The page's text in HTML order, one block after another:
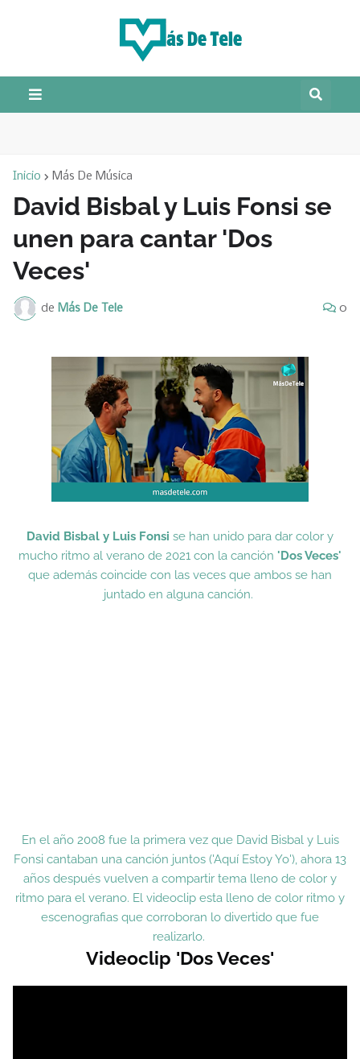
Inicio Más De Música
David Bisbal y Luis Fonsi se
unen para cantar 'Dos
Veces'
de Más De Tele 0
David Bisbal y Luis Fonsi se han unido para dar color y
mucho ritmo al verano de 2021 con la canción 'Dos Veces'
que además coincide con las veces que ambos se han
juntado en alguna canción.
En el año 2008 fue la primera vez que David Bisbal y Luis
Fonsi cantaban una canción juntos ('Aquí Estoy Yo'), ahora 13
años después vuelven a compartir tema lleno de color y
ritmo para el verano. El videoclip esta lleno de color ritmo y
escenografias que corroboran lo divertido que fue
realizarlo.
Videoclip 'Dos Veces'